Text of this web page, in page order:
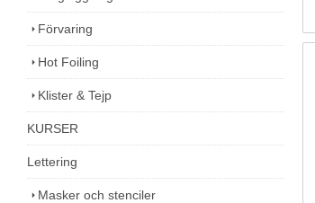
Förvaring
Hot Foiling
Klister & Tejp
KURSER
Lettering
Masker och stenciler